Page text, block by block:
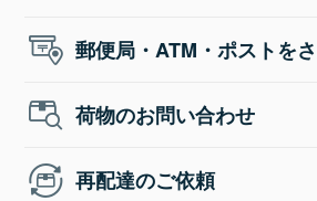
郵便局・ATM・ポストを
荷物のお問い合わせ
再配達のご依頼